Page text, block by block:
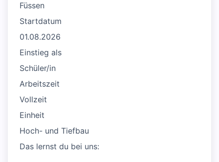
Füssen
Startdatum
01.08.2026
Einstieg als
Schüler/in
Arbeitszeit
Vollzeit
Einheit
Hoch- und Tiefbau
Das lernst du bei uns: